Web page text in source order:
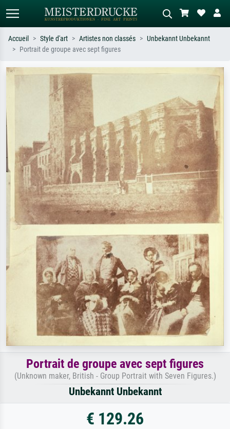
Recherchez par artiste, titre ou style –
ex. Monet, Nuit étoilée,
impressionnisme, vague de Hokusai,
nu.
Décrivez la scène – ex. prairie verte,
tableau sombre, nu debout près d'un
arbre.
Accueil Style d'art Artistes non classés
Unbekannt Unbekannt
Portrait de groupe avec sept figures
Portrait de groupe avec sept figures
(Unknown maker, British - Group Portrait with Seven Figures.)
Unbekannt Unbekannt
€ 129.26